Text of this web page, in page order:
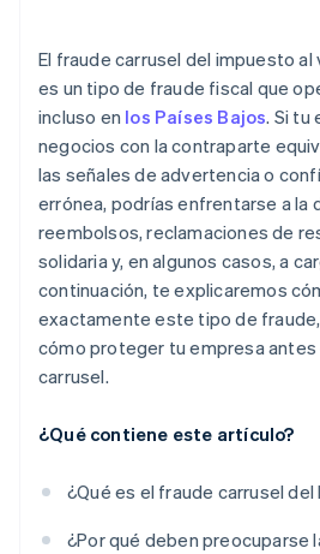
Usa contratos que te protejan
Mantente al día con las normas
El fraude carrusel del impuesto al
es un tipo de fraude fiscal que
incluso en los Países Bajos. Si tu
negocios con la contraparte
las señales de advertencia o
errónea, podrías enfrentarse a la
reembolsos, reclamaciones de
solidaria y, en algunos casos, a
continuación, te explicaremos
exactamente este tipo de
cómo proteger tu empresa antes
carrusel.
¿Qué contiene este artículo?
¿Qué es el fraude carrusel del
¿Por qué deben preocuparse